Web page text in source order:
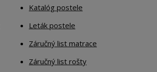
Katalóg postele
Leták postele
Záručný list matrace
Záručný list rošty